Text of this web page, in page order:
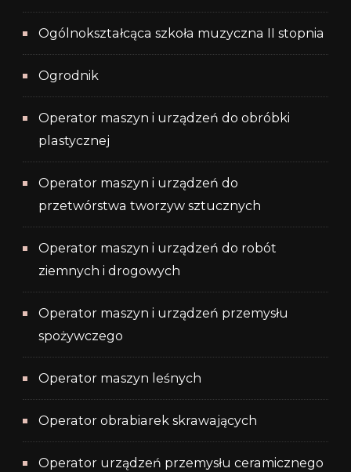
Ogólnokształcąca szkoła muzyczna II stopnia
Ogrodnik
Operator maszyn i urządzeń do obróbki
plastycznej
Operator maszyn i urządzeń do
przetwórstwa tworzyw sztucznych
Operator maszyn i urządzeń do robót
ziemnych i drogowych
Operator maszyn i urządzeń przemysłu
spożywczego
Operator maszyn leśnych
Operator obrabiarek skrawających
Operator urządzeń przemysłu ceramicznego